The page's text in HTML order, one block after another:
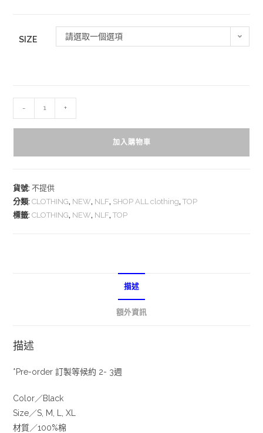
SIZE 請選取一個選項
- +
加入購物車
貨號:不提供
分類:CLOTHING, NEW, NLF, SHOP ALL clothing,TOP
標籤:CLOTHING, NEW, NLF,TOP
描述
額外資訊
描述
*Pre-order 訂製等候約 2- 3週
Color／Black
Size／S, M, L, XL
材質／100%棉